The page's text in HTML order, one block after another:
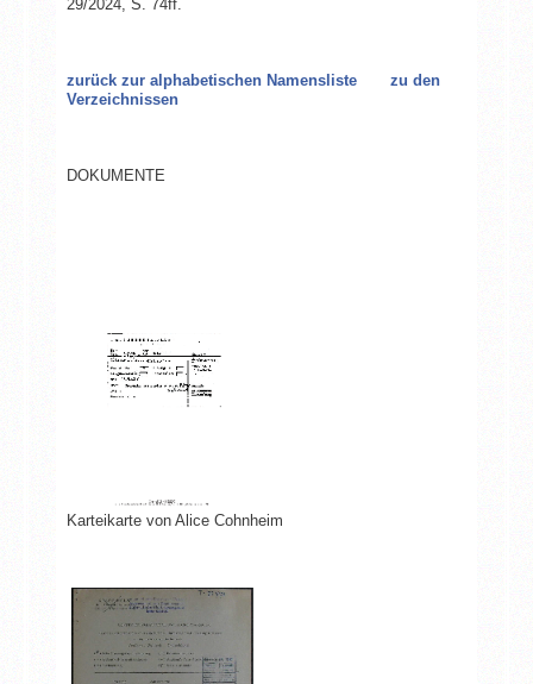
29/2024, S. 74ff.
zurück zur alphabetischen Namensliste
zu den
Verzeichnissen
DOKUMENTE
Karteikarte von Alice Cohnheim